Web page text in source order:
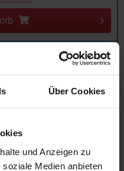
Über Cookies
und Anzeigen zu
Medien anbieten
10 Werktage